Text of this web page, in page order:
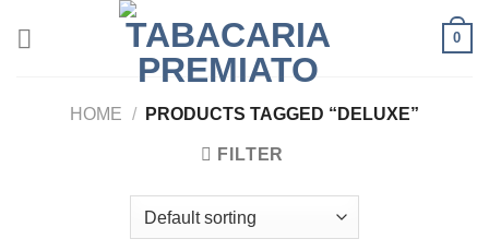
0
HOME / PRODUCTS TAGGED “DELUXE”
FILTER